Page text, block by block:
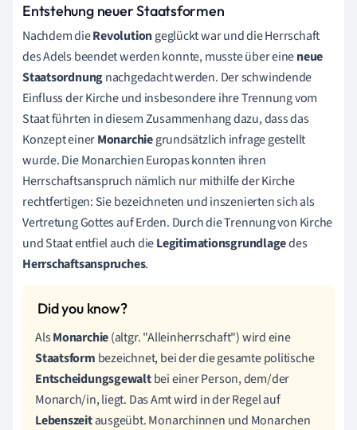
Entstehung neuer Staatsformen
Nachdem dieRevolutiongeglückt war und die Herrschaft
des Adels beendet werden konnte, musste über eineneue
Staatsordnungnachgedacht werden. Der schwindende
Einfluss der Kirche und insbesondere ihre Trennung vom
Staat führten in diesem Zusammenhang dazu, dass das
Konzept einerMonarchiegrundsätzlich infrage gestellt
wurde. Die Monarchien Europas konnten ihren
Herrschaftsanspruch nämlich nur mithilfe der Kirche
rechtfertigen: Sie bezeichneten und inszenierten sich als
Vertretung Gottes auf Erden. Durch die Trennung von Kirche
und Staat entfiel auch dieLegitimationsgrundlagedes
Herrschaftsanspruches.
AlsMonarchie(altgr. "Alleinherrschaft") wird eine
Staatsform bezeichnet, bei der die gesamte politische
Entscheidungsgewaltbei einer Person, dem/der
Monarch/in, liegt. Das Amt wird in der Regel auf
Lebenszeitausgeübt. Monarchinnen und Monarchen